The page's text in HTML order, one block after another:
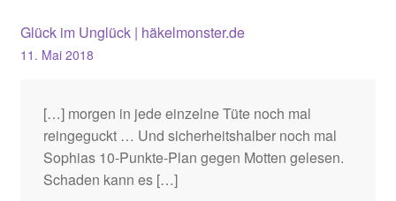
Glück im Unglück | häkelmonster.de
11. Mai 2018
[…] morgen in jede einzelne Tüte noch mal
reingeguckt … Und sicherheitshalber noch mal
Sophias 10-Punkte-Plan gegen Motten gelesen.
Schaden kann es […]